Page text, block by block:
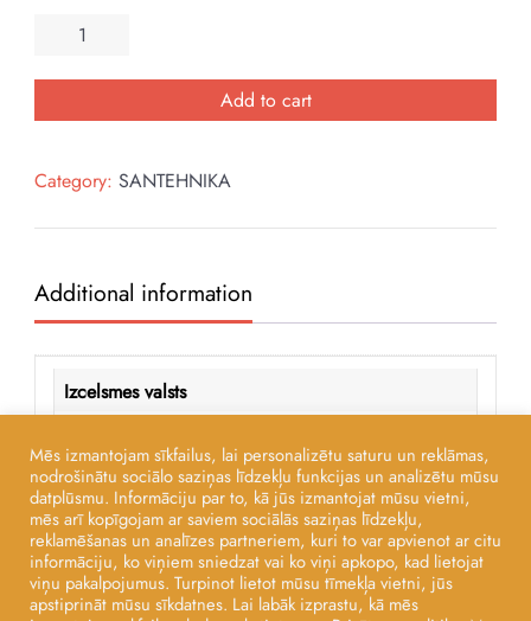
40x40
Add to cart
Category: SANTEHNIKA
Additional information
Izcelsmes valsts
Ražotājs
AXA
Mēs izmantojam sīkfailus, lai personalizētu saturu un reklāmas,
nodrošinātu sociālo saziņas līdzekļu funkcijas un analizētu mūsu
datplūsmu. Informāciju par to, kā jūs izmantojat mūsu vietni,
mēs arī kopīgojam ar saviem sociālās saziņas līdzekļu,
reklamēšanas un analīzes partneriem, kuri to var apvienot ar citu
informāciju, ko viņiem sniedzat vai ko viņi apkopo, kad lietojat
viņu pakalpojumus. Turpinot lietot mūsu tīmekļa vietni, jūs
apstiprināt mūsu sīkdatnes. Lai labāk izprastu, kā mēs